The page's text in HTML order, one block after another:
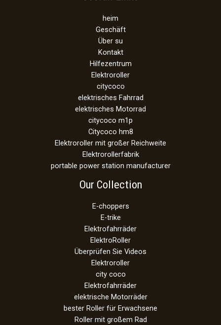
heim
Geschäft
Über su
Kontakt
Hilfezentrum
Elektroroller
citycoco
elektrisches Fahrrad
elektrisches Motorrad
citycoco m1p
Citycoco hm8
Elektroroller mit großer Reichweite
Elektrorollerfabrik
portable power station manufacturer
Our Collection
E-choppers
E-trike
Elektrofahrräder
ElektroRoller
Überprüfen Sie Videos
Elektroroller
city coco
Elektrofahrräder
elektrische Motorräder
bester Roller für Erwachsene
Roller mit großem Rad